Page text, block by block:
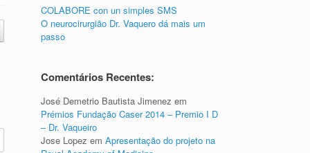
COLABORE con un simples SMS
O neurocirurgião Dr. Vaquero dá mais um
passo
Comentários Recentes:
José Demetrio Bautista Jimenez em
Prémios Fundação Caser 2014 – Premio I D
– Dr. Vaqueiro
Jose Lopez emApresentação do projeto na